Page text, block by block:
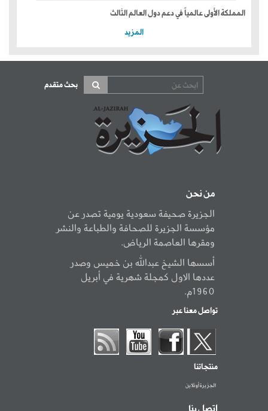
المملكة الأولى عالمياً في دعم دول العالم الثالث
المزيد
بحث متقدم
من نحن
الجزيرة صحيفة سعودية يومية تصدر عن
مؤسسة الجزيرة للصحافة والطباعة والنشر
ومقرها العاصمة الرياض.
أسسها الشيخ عبدالله بن خميس وصدر
عددها الاول كمجلة شهرية في أبريل
1960م.
تواصل معنا عبر
منتجاتنا
الجزيرة أونلاين